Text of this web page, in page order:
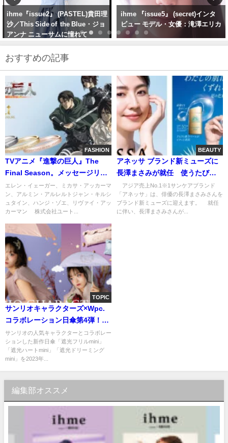
ihme 『issue5』 (secret)インタ
ビュー モデル・女優：滝澤エリカ
ihme『issue3』（SWEET）池田
ショコラ／ Circus Party ・異世
界サーカス団の始まり
おすすめの記事
FASHION
TVアニメ『進撃の巨人』The
Final Season。メッセージリン
グ（6種類）。エレンの「お前ら
が大事だからだ 他の誰より
も…」など6人の強い想いを英文
約受付
エレン・イェーガー、ミカサ・アッカーマ
ン、アルミン・アルレルトジャン・キルシ
ュタイン、ハンジ・ゾエ、リヴァイ・アッ
カーマン 株式会社ユート...
BEAUTY
アネッサ ブランド新ミューズに
長澤まさみが就任 使うたび、
肌がきれいに。スキンケアもで
きるUVシリーズ新発売
アジア売上No.1※1サンケアブランド
「アネッサ」は、俳優の長澤まさみさんを
ブランド新ミューズに迎えます。 就任
に伴い、長澤まさみさんが...
TOPIC
サンリオキャラクターズ×Wpc.
コラボレーション日傘第4弾！甘
くガーリーな雰囲気漂うマイメ
ロディたちが可愛い新作3種類発
売！ーWpc.公式オンラインショ
販売
サンリオの人気キャラクターとコラボレー
ションした新作日傘「遮光フリルmini」
「遮光ハートmini」「遮光ドリーミング
mini」を2023年...
編集部オススメ